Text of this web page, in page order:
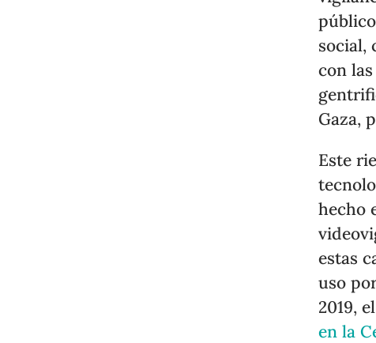
social,
con
Gaza,
Este
hecho
estas
uso
2019,
en la